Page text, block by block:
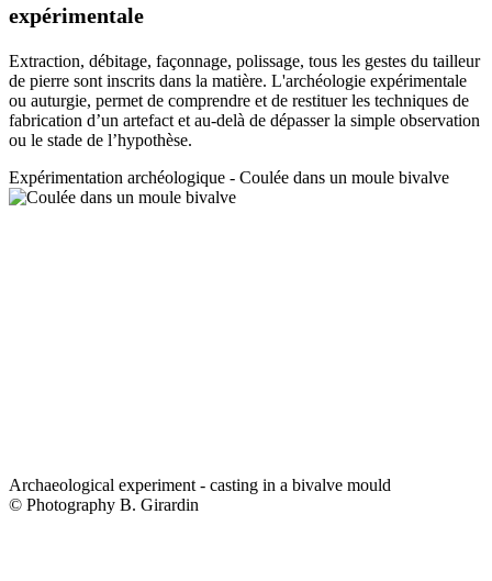
expérimentale
Extraction, débitage, façonnage, polissage, tous les gestes du tailleur
de pierre sont inscrits dans la matière. L'archéologie expérimentale
ou auturgie, permet de comprendre et de restituer les techniques de
fabrication d’un artefact et au-delà de dépasser la simple observation
ou le stade de l’hypothèse.
Expérimentation archéologique - Coulée dans un moule bivalve
Archaeological experiment - casting in a bivalve mould
© Photography B. Girardin